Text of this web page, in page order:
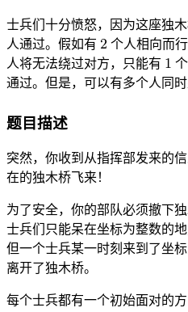
士兵们十分愤怒，因为这座独
1
人通过。假如有 2
2
个人相向而
2
人将无法绕过对方，只能有 1
1
通过。但是，可以有多个人同时
题目描述
突然，你收到从指挥部发来的
在的独木桥飞来！
为了安全，你的部队必须撤下
L
士兵们只能呆在坐标为整数的
1
但一个士兵某一时刻来到了坐
0
L+1
离开了独木桥。
每个士兵都有一个初始面对的